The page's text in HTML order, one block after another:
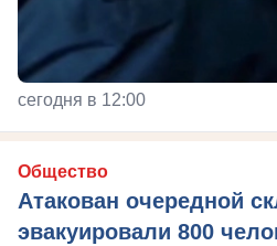
сегодня в 12:00
Общество
Атакован очередной
эвакуировали 800